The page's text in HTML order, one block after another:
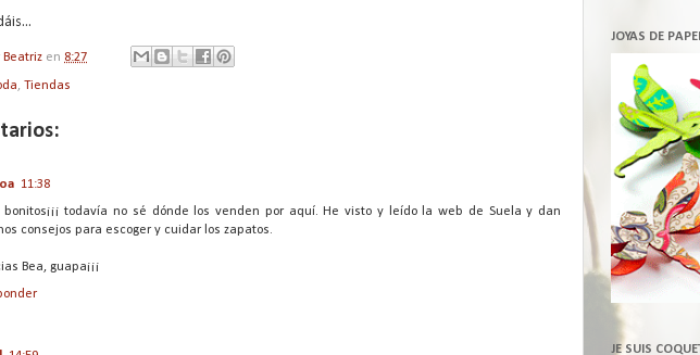
Beatriz en 8:27
, Tiendas
11:38
bonitos¡¡¡ todavía no sé dónde los venden por aquí. He visto y leído la web de Suela y dan
consejos para escoger y cuidar los zapatos.
Bea, guapa¡¡¡
JOYAS DE
JE SUIS